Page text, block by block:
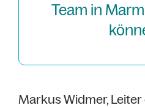
Team in
Markus Widmer,